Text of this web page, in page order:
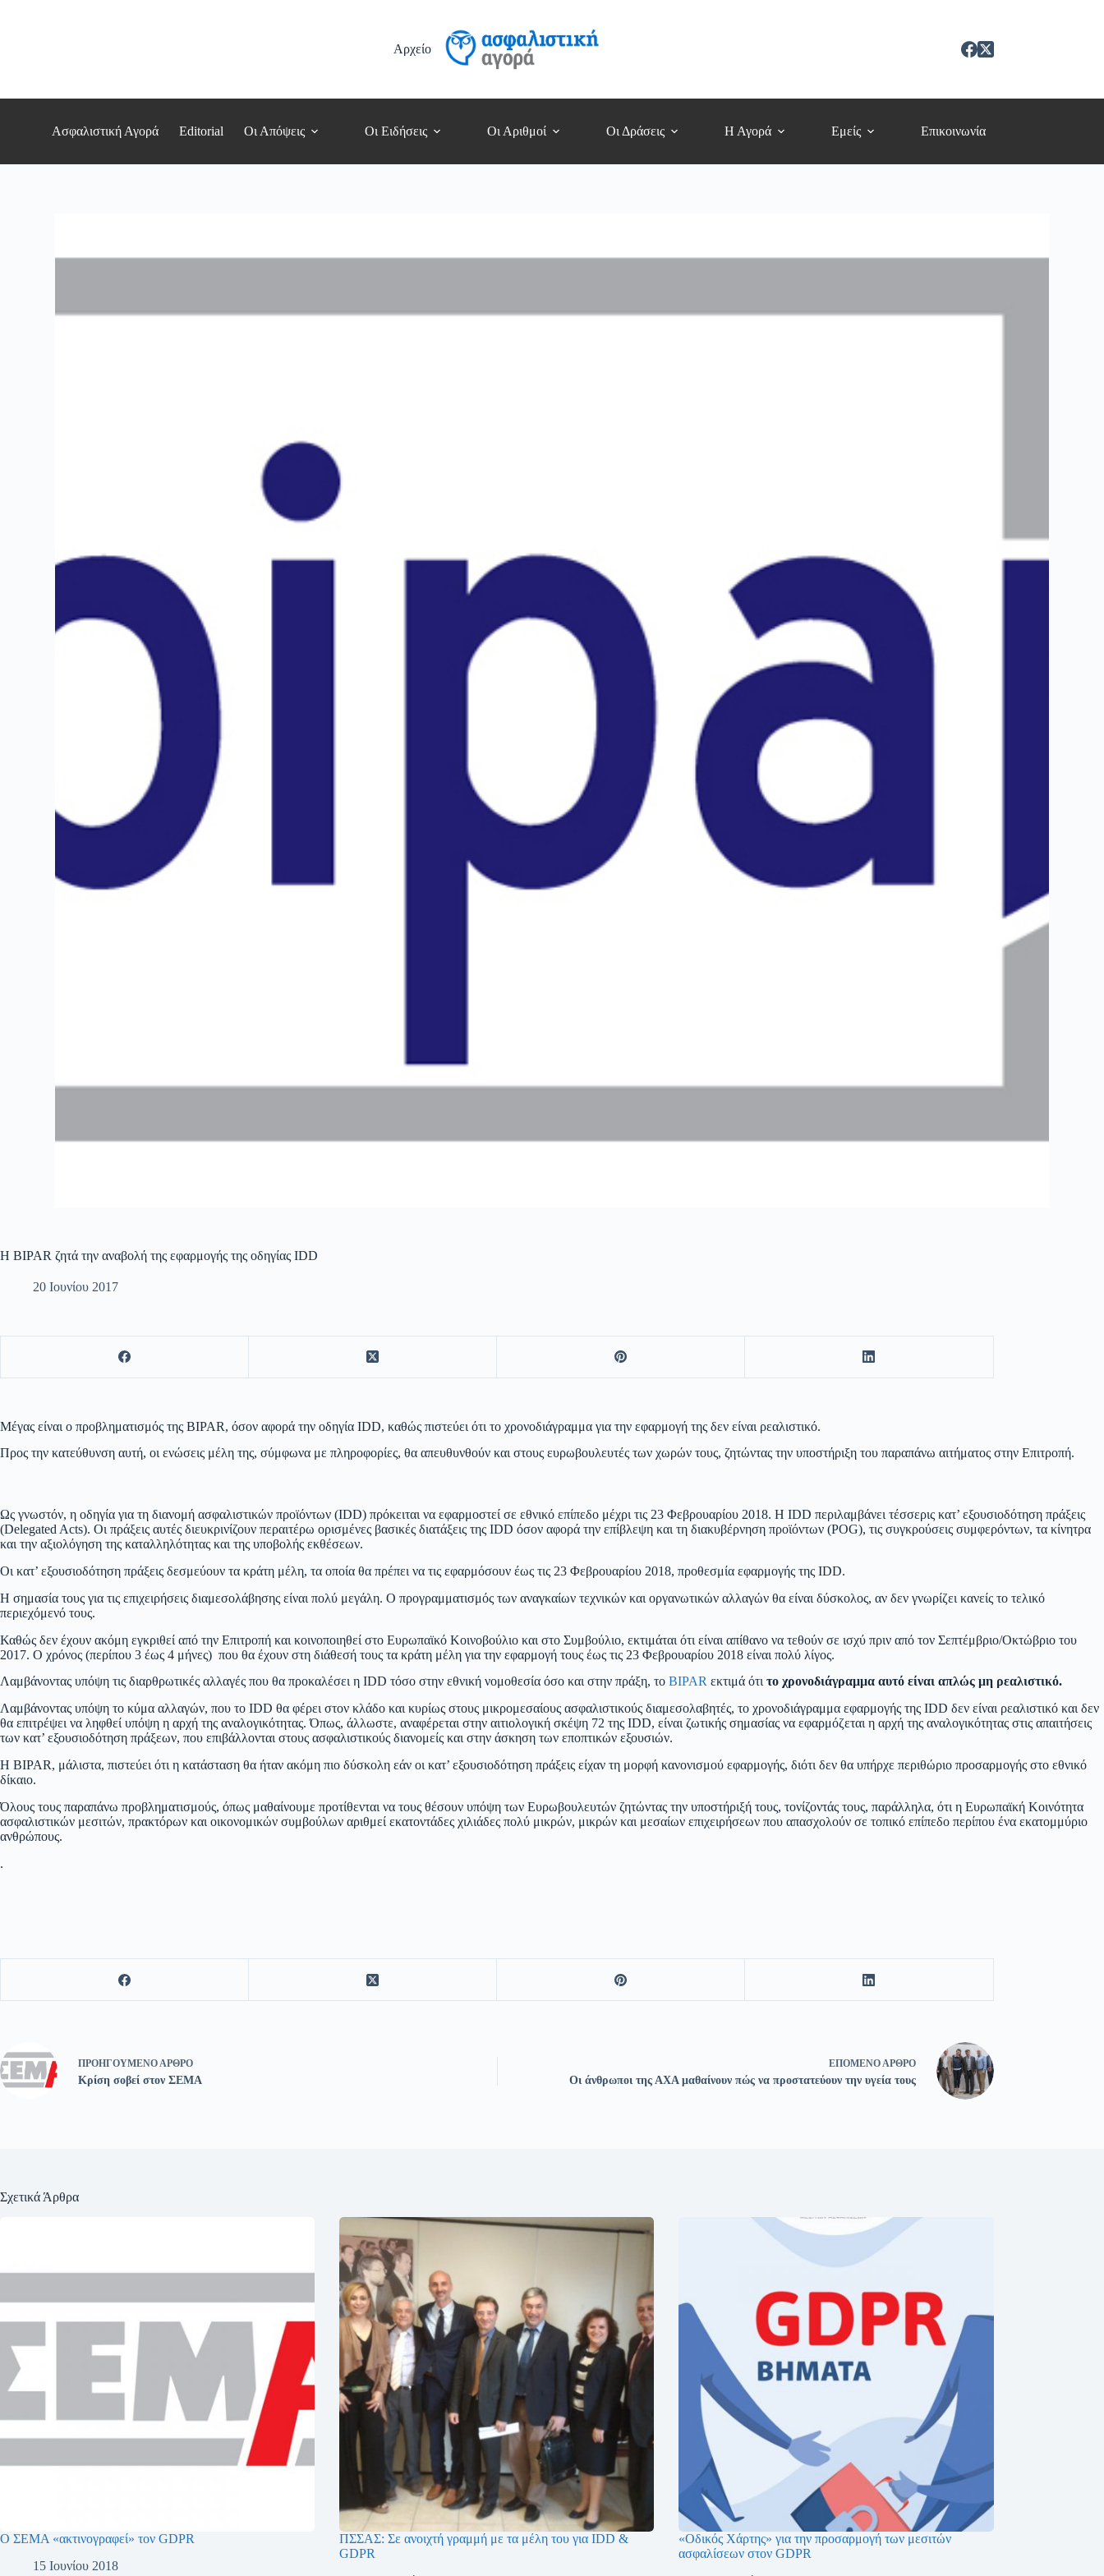
Αρχείο
Ασφαλιστική Αγορά Editorial Οι Απόψεις Οι Ειδήσεις Οι Αριθμοί Οι Δράσεις Η Αγορά Εμείς Επικοινωνία
H BIPAR ζητά την αναβολή της εφαρμογής της οδηγίας IDD
20 Ιουνίου 2017
Μέγας είναι ο προβληματισμός της BIPAR, όσον αφορά την οδηγία IDD, καθώς πιστεύει ότι το χρονοδιάγραμμα για την εφαρμογή της δεν είναι ρεαλιστικό.
Προς την κατεύθυνση αυτή, οι ενώσεις μέλη της, σύμφωνα με πληροφορίες, θα απευθυνθούν και στους ευρωβουλευτές των χωρών τους, ζητώντας την υποστήριξη του παραπάνω αιτήματος στην Επιτροπή.
Ως γνωστόν, η οδηγία για τη διανομή ασφαλιστικών προϊόντων (IDD) πρόκειται να εφαρμοστεί σε εθνικό επίπεδο μέχρι τις 23 Φεβρουαρίου 2018. Η IDD περιλαμβάνει τέσσερις κατ’ εξουσιοδότηση πράξεις
(Delegated Acts). Οι πράξεις αυτές διευκρινίζουν περαιτέρω ορισμένες βασικές διατάξεις της IDD όσον αφορά την επίβλεψη και τη διακυβέρνηση προϊόντων (POG), τις συγκρούσεις συμφερόντων, τα κίνητρα
και την αξιολόγηση της καταλληλότητας και της υποβολής εκθέσεων.
Οι κατ’ εξουσιοδότηση πράξεις δεσμεύουν τα κράτη μέλη, τα οποία θα πρέπει να τις εφαρμόσουν έως τις 23 Φεβρουαρίου 2018, προθεσμία εφαρμογής της IDD.
Η σημασία τους για τις επιχειρήσεις διαμεσολάβησης είναι πολύ μεγάλη. Ο προγραμματισμός των αναγκαίων τεχνικών και οργανωτικών αλλαγών θα είναι δύσκολος, αν δεν γνωρίζει κανείς το τελικό
περιεχόμενό τους.
Καθώς δεν έχουν ακόμη εγκριθεί από την Επιτροπή και κοινοποιηθεί στο Ευρωπαϊκό Κοινοβούλιο και στο Συμβούλιο, εκτιμάται ότι είναι απίθανο να τεθούν σε ισχύ πριν από τον Σεπτέμβριο/Οκτώβριο του
2017. Ο χρόνος (περίπου 3 έως 4 μήνες) που θα έχουν στη διάθεσή τους τα κράτη μέλη για την εφαρμογή τους έως τις 23 Φεβρουαρίου 2018 είναι πολύ λίγος.
Λαμβάνοντας υπόψη τις διαρθρωτικές αλλαγές που θα προκαλέσει η IDD τόσο στην εθνική νομοθεσία όσο και στην πράξη, το BIPAR εκτιμά ότι το χρονοδιάγραμμα αυτό είναι απλώς μη ρεαλιστικό.
Λαμβάνοντας υπόψη το κύμα αλλαγών, που το IDD θα φέρει στον κλάδο και κυρίως στους μικρομεσαίους ασφαλιστικούς διαμεσολαβητές, το χρονοδιάγραμμα εφαρμογής της IDD δεν είναι ρεαλιστικό και δεν
θα επιτρέψει να ληφθεί υπόψη η αρχή της αναλογικότητας. Όπως, άλλωστε, αναφέρεται στην αιτιολογική σκέψη 72 της IDD, είναι ζωτικής σημασίας να εφαρμόζεται η αρχή της αναλογικότητας στις απαιτήσεις
των κατ’ εξουσιοδότηση πράξεων, που επιβάλλονται στους ασφαλιστικούς διανομείς και στην άσκηση των εποπτικών εξουσιών.
Η BIPAR, μάλιστα, πιστεύει ότι η κατάσταση θα ήταν ακόμη πιο δύσκολη εάν οι κατ’ εξουσιοδότηση πράξεις είχαν τη μορφή κανονισμού εφαρμογής, διότι δεν θα υπήρχε περιθώριο προσαρμογής στο εθνικό
δίκαιο.
Όλους τους παραπάνω προβληματισμούς, όπως μαθαίνουμε προτίθενται να τους θέσουν υπόψη των Ευρωβουλευτών ζητώντας την υποστήριξή τους, τονίζοντάς τους, παράλληλα, ότι η Ευρωπαϊκή Κοινότητα
ασφαλιστικών μεσιτών, πρακτόρων και οικονομικών συμβούλων αριθμεί εκατοντάδες χιλιάδες πολύ μικρών, μικρών και μεσαίων επιχειρήσεων που απασχολούν σε τοπικό επίπεδο περίπου ένα εκατομμύριο
ανθρώπους.
.
ΠΡΟΗΓΟΎΜΕΝΟΆΡΘΡΟ
Κρίση σοβεί στον ΣΕΜΑ
ΕΠΌΜΕΝΟΆΡΘΡΟ
Οι άνθρωποι της ΑΧΑ μαθαίνουν πώς να προστατεύουν την υγεία τους
Σχετικά Άρθρα
Ο ΣΕΜΑ «ακτινογραφεί» τον GDPR
15 Ιουνίου 2018
ΠΣΣΑΣ: Σε ανοιχτή γραμμή με τα μέλη του για IDD &
GDPR
«Οδικός Χάρτης» για την προσαρμογή των μεσιτών
ασφαλίσεων στoν GDPR